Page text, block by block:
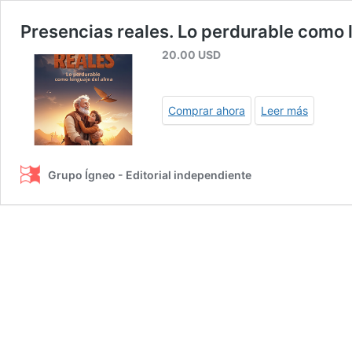
Presencias reales. Lo perdurable
20.00 USD
Comprar ahora Leer más
Grupo Ígneo - Editorial independiente